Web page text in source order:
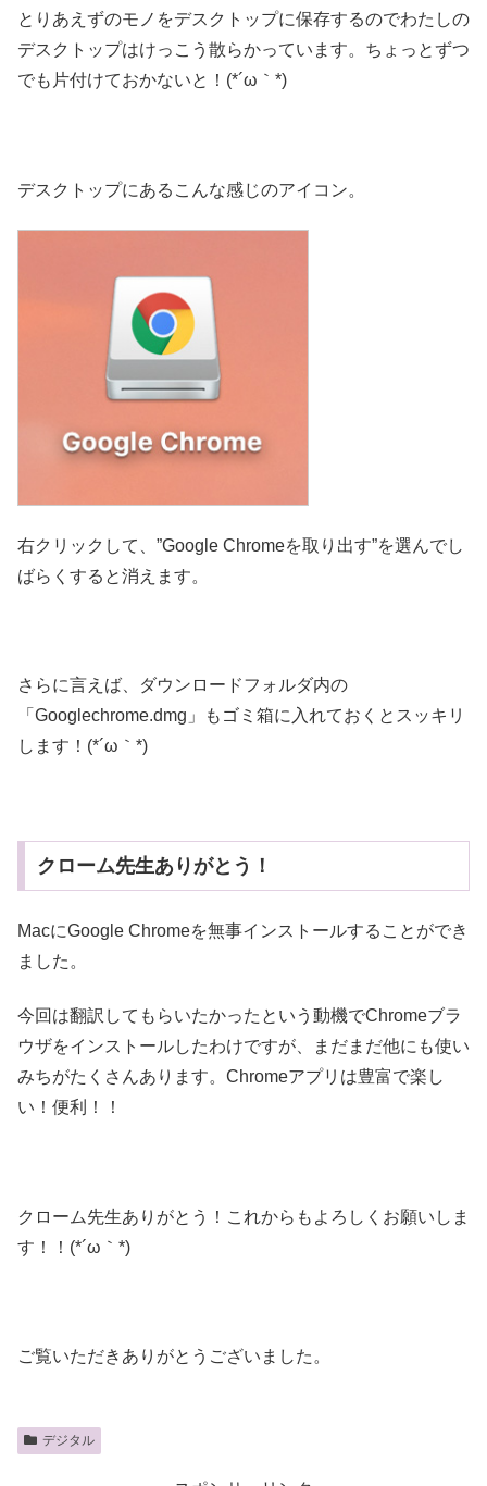
とりあえずのモノをデスクトップに保存するのでわたしの
デスクトップはけっこう散らかっています。ちょっとずつ
でも片付けておかないと！(*´ω｀*)
デスクトップにあるこんな感じのアイコン。
右クリックして、”Google Chromeを取り出す”を選んでし
ばらくすると消えます。
さらに言えば、ダウンロードフォルダ内の
「Googlechrome.dmg」もゴミ箱に入れておくとスッキリ
します！(*´ω｀*)
クローム先生ありがとう！
MacにGoogle Chromeを無事インストールすることができ
ました。
今回は翻訳してもらいたかったという動機でChromeブラ
ウザをインストールしたわけですが、まだまだ他にも使い
みちがたくさんあります。Chromeアプリは豊富で楽し
い！便利！！
クローム先生ありがとう！これからもよろしくお願いしま
す！！(*´ω｀*)
ご覧いただきありがとうございました。
デジタル